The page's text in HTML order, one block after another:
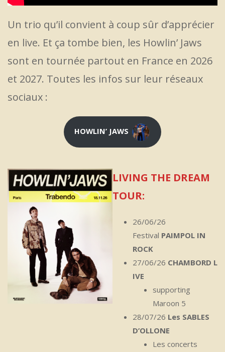
Un trio qu’il convient à coup sûr d’apprécier
en live. Et ça tombe bien, les Howlin’ Jaws
sont en tournée partout en France en 2026
et 2027. Toutes les infos sur leur réseaux
sociaux :
HOWLIN’ JAWS
LIVING THE DREAM
TOUR:
26/06/26
Festival PAIMPOL IN
ROCK
27/06/26 CHAMBORD L
IVE
supporting
Maroon 5
28/07/26 Les SABLES
D’OLLONE
Les concerts